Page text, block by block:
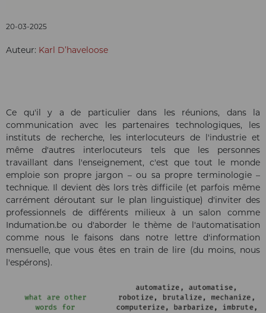
20-03-2025
Auteur: Karl D’haveloose
Ce qu'il y a de particulier dans les réunions, dans la
communication avec les partenaires technologiques, les
instituts de recherche, les interlocuteurs de l'industrie et
même d'autres interlocuteurs tels que les personnes
travaillant dans l'enseignement, c'est que tout le monde
emploie son propre jargon – ou sa propre terminologie –
technique. Il devient dès lors très difficile (et parfois même
carrément déroutant sur le plan linguistique) d'inviter des
professionnels de différents milieux à un salon comme
Indumation.be ou d'aborder le thème de l'automatisation
comme nous le faisons dans notre lettre d'information
mensuelle, que vous êtes en train de lire (du moins, nous
l'espérons).